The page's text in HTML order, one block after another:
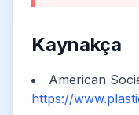
Kaynakça
American
https://